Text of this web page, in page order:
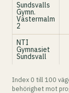
Sundsvalls
Gymn.
Västermalm
2
NTI
Gymnasiet
Sundsvall
Index 0 till 100
behörighet mot